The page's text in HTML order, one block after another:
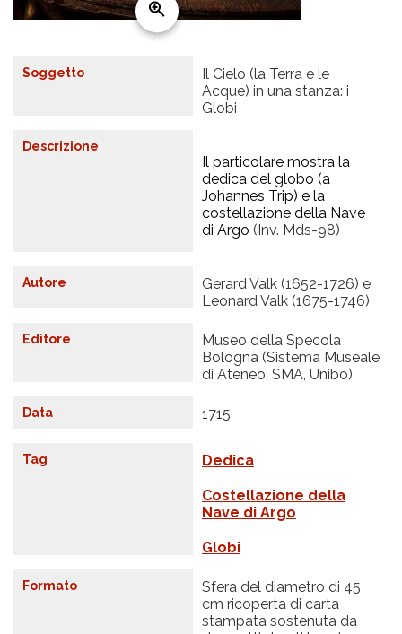
Soggetto
Il Cielo (la Terra e le
Acque) in una stanza: i
Globi
Descrizione
Il particolare mostra la
dedica del globo (a
Johannes Trip) e la
costellazione della Nave
di Argo (Inv. Mds-98)
Autore
Gerard Valk (1652-1726) e
Leonard Valk (1675-1746)
Editore
Museo della Specola
Bologna (Sistema Museale
di Ateneo, SMA, Unibo)
Data 1715
Tag Dedica
Costellazione della
Nave di Argo
Globi
Formato
Sfera del diametro di 45
cm ricoperta di carta
stampata sostenuta da